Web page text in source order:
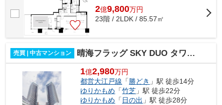
2億9,800万円
23階 / 2LDK / 85.57㎡
売買 | 中古マンション 晴海フラッグ SKY DUO タワー棟（Sun Village）
1億2,980万円
都営大江戸線 「勝どき 」駅 徒歩14分
ゆりかもめ 「竹芝 」駅 徒歩22分
ゆりかもめ 「 日の出 」駅 徒歩28分